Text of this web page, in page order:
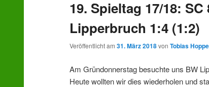
wechseln
19. Spieltag 17/18:
Lipperbruch 1:4 (1:2)
Veröffentlicht am31. März 2018vonTobias Hoppe
Am Gründonnerstag besuchte uns BW
Heute wollten wir dies wiederholen und